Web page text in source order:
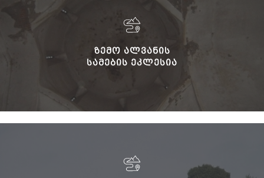
ᲖᲔᲛᲝ ᲐᲚᲕᲐᲜᲘᲡ
ᲡᲐᲛᲔᲑᲘᲡ ᲔᲙᲚᲔᲡᲘᲐ